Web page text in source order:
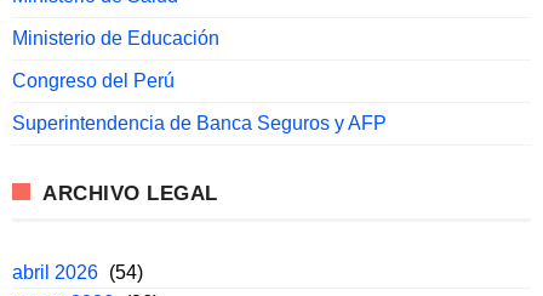
Ministerio de Educación
Congreso del Perú
Superintendencia de Banca Seguros y AFP
ARCHIVO LEGAL
abril 2026 (54)